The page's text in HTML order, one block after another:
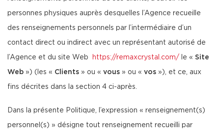
personnes physiques auprès desquelles l’Agence recueille
des renseignements personnels par l’intermédiaire d’un
contact direct ou indirect avec un représentant autorisé de
l’Agence et du site Web https://remaxcrystal.com/ le « Site
Web ») (les « Clients » ou « vous » ou « vos »), et ce, aux
fins décrites dans la section 4 ci-après.
Dans la présente Politique, l’expression « renseignement(s)
personnel(s) » désigne tout renseignement recueilli par